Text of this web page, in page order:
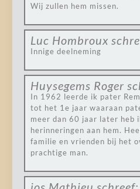
Wij zullen hem missen.
Luc Hombroux
Innige deelneming
Huysegems Roger
In 1962 leerde ik pater
tot het 1e jaar waaraan
meer dan 60 jaar later heb
herinneringen aan hem.
familie en vrienden bij het
prachtige man.